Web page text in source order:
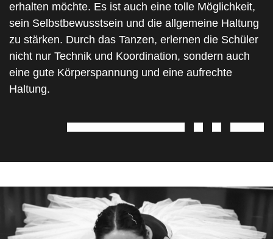
erhalten möchte. Es ist auch eine tolle Möglichkeit,
sein Selbstbewusstsein und die allgemeine Haltung
zu stärken. Durch das Tanzen, erlernen die Schüler
nicht nur Technik und Koordination, sondern auch
eine gute Körperspannung und eine aufrechte
Haltung.